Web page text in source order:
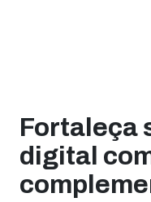
Fortaleça
digital